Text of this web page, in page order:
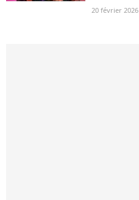
20 février 2026